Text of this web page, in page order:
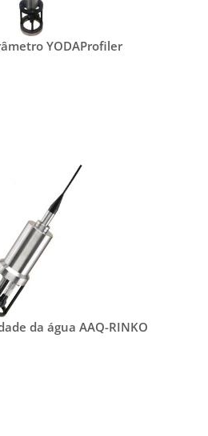
YODAProfiler
da água AAQ-RINKO